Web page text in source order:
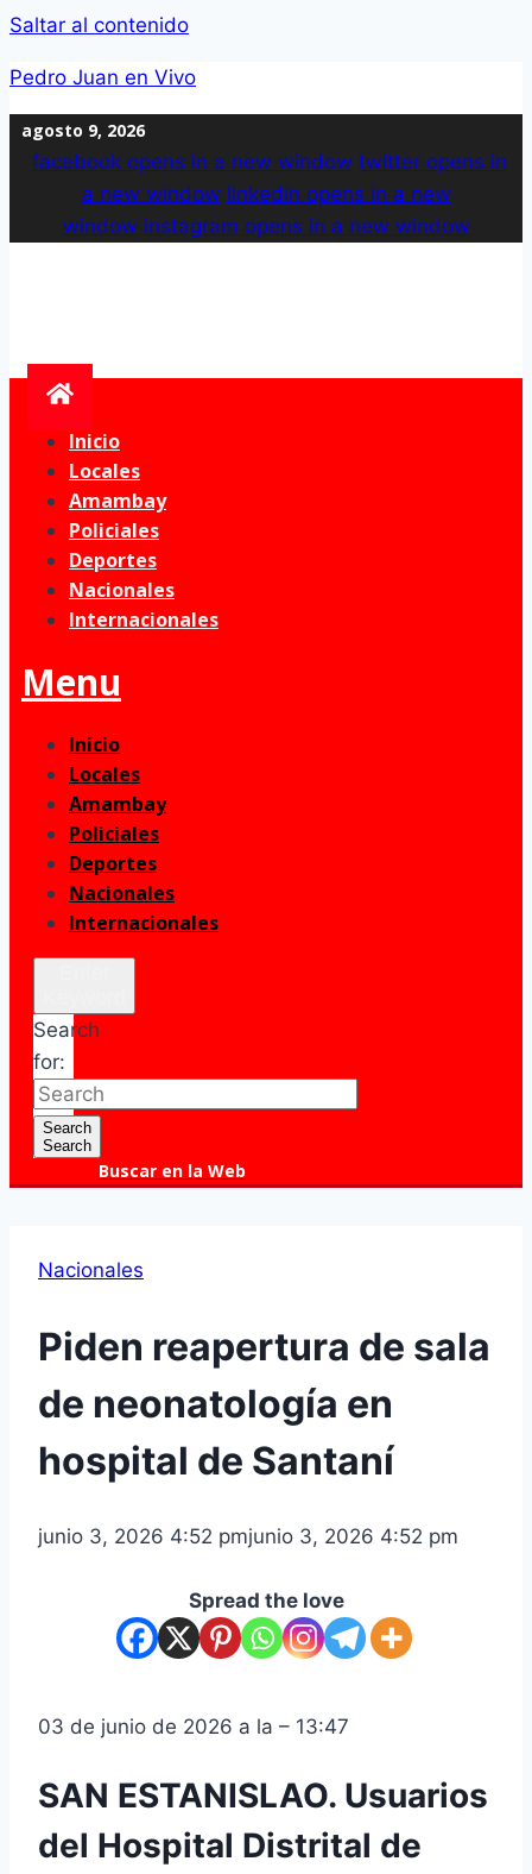
Saltar al contenido
Pedro Juan en Vivo
agosto 9, 2026
facebookopens in a new window twitteropens in
a new window linkedin opens in a new
window instagram opens in a new window
Inicio
Locales
Amambay
Policiales
Deportes
Nacionales
Internacionales
Menu
Inicio
Locales
Amambay
Policiales
Deportes
Nacionales
Internacionales
Search
for:
Search
Search
Buscar en la Web
Nacionales
Piden reapertura de sala
de neonatología en
hospital de Santaní
junio 3, 2026 4:52 pmjunio 3, 2026 4:52 pm
Spread the love
03 de junio de 2026 a la – 13:47
SAN ESTANISLAO. Usuarios
del Hospital Distrital de